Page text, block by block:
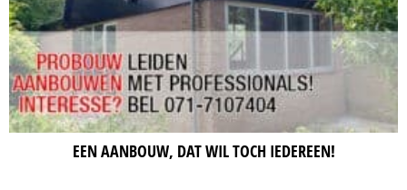
EEN AANBOUW, DAT WIL TOCH IEDEREEN!